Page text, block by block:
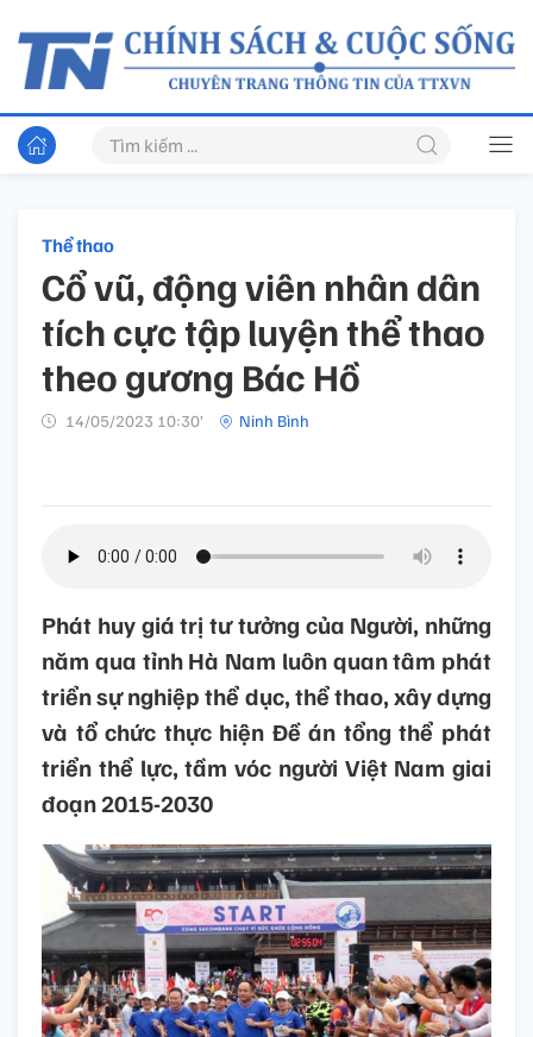
Thể thao
Cổ vũ, động viên nhân dân
tích cực tập luyện thể thao
theo gương Bác Hồ
14/05/2023 10:30’ Ninh Bình
Phát huy giá trị tư tưởng của Người, những
năm qua tỉnh Hà Nam luôn quan tâm phát
triển sự nghiệp thể dục, thể thao, xây dựng
và tổ chức thực hiện Đề án tổng thể phát
triển thể lực, tầm vóc người Việt Nam giai
đoạn 2015-2030